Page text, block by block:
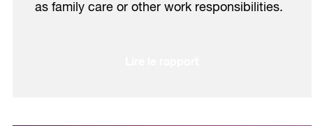
as family care or other work responsibilities.